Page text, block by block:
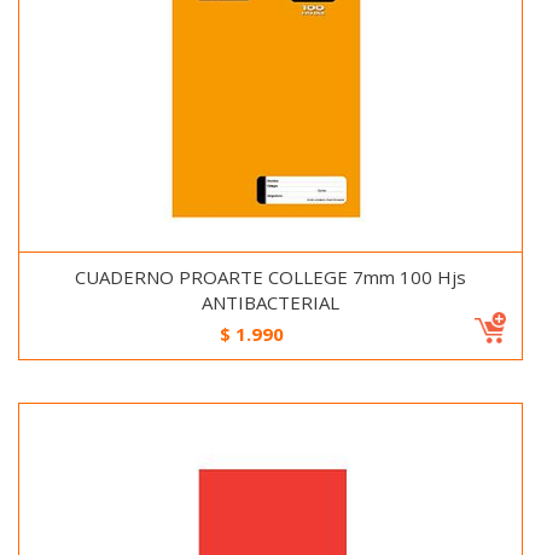
CUADERNO PROARTE COLLEGE 7mm 100 Hjs
ANTIBACTERIAL
$ 1.990